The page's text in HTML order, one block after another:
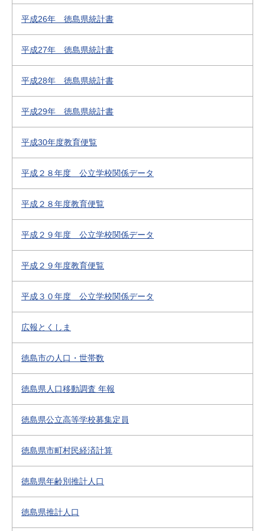
平成26年 徳島県統計書
平成27年 徳島県統計書
平成28年 徳島県統計書
平成29年 徳島県統計書
平成30年度教育便覧
平成２８年度 公立学校関係データ
平成２８年度教育便覧
平成２９年度 公立学校関係データ
平成２９年度教育便覧
平成３０年度 公立学校関係データ
広報とくしま
徳島市の人口・世帯数
徳島県人口移動調査 年報
徳島県公立高等学校募集定員
徳島県市町村民経済計算
徳島県年齢別推計人口
徳島県推計人口